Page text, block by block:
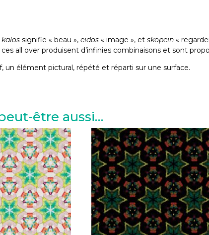
kalos signifie « beau »,eidos « image », etskopein «
all over produisent d’infinies combinaisons et sont
un élément pictural, répété et réparti sur une surface.
être aussi…